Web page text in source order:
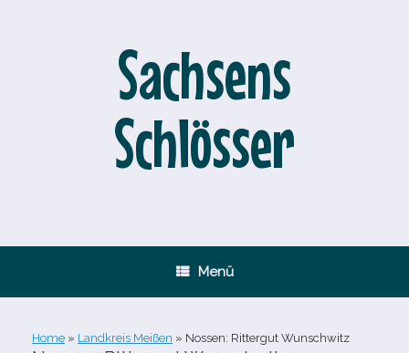
Sachsens
Schlösser
Menü
Home » Landkreis Meißen » Nossen: Rittergut Wunschwitz